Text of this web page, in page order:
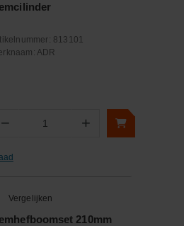
813101
ADR
− Aantal +
Vergelijken
210mm